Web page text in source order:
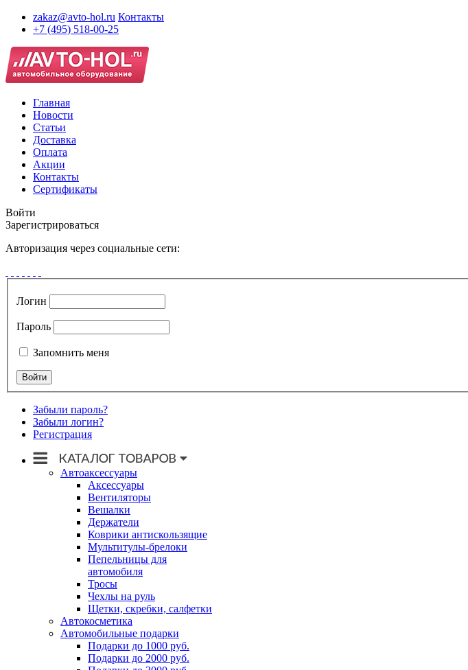
zakaz@avto-hol.ru Контакты
+7 (495) 518-00-25
Главная
Новости
Статьи
Доставка
Оплата
Акции
Контакты
Сертификаты
Войти
Зарегистрироваться
Авторизация через социальные сети:
Логин
Пароль
Запомнить меня
Забыли пароль?
Забыли логин?
Регистрация
Автоаксессуары
Аксессуары
Вентиляторы
Вешалки
Держатели
Коврики антискользящие
Мультитулы-брелоки
Пепельницы для
автомобиля
Тросы
Чехлы на руль
Щетки, скребки, салфетки
Автокосметика
Автомобильные подарки
Подарки до 1000 руб.
Подарки до 2000 руб.